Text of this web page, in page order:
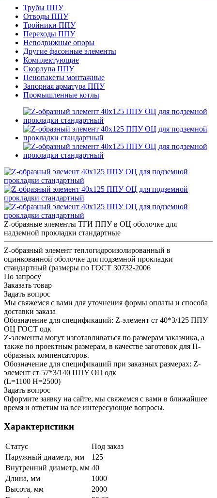
Трубы ППУ
Отводы ППУ
Тройники ППУ
Переходы ППУ
Неподвижные опоры
Другие фасонные элементы
Комплектующие
Скорлупа ППУ
Пенопакеты монтажные
Запорная арматура ППУ
Промышленные котлы
Z-образные элементы ТГИ ППУ в ОЦ оболочке для
надземной прокладки стандартные
Z-образный элемент теплогидроизолированный в
оцинкованной оболочке для подземной прокладки
стандартный (размеры по ГОСТ 30732-2006
По запросу
Заказать товар
Задать вопрос
Мы свяжемся с вами для уточнения формы оплаты и способа
доставки заказа
Обозначение для спецификаций: Z-элемент ст 40*3/125 ППУ
ОЦ ГОСТ одк
Z-элементы могут изготавливаться по размерам заказчика, а
также по проектным размерам, в качестве заготовок для П-
образных компенсаторов.
Обозначение для спецификаций при заказных размерах: Z-
элемент ст 57*3/140 ППУ ОЦ одк
(L=1100 H=2500)
Задать вопрос
Оформите заявку на сайте, мы свяжемся с вами в ближайшее
время и ответим на все интересующие вопросы.
Характеристики
Статус
Под заказ
Наружный диаметр, мм
125
Внутренний диаметр, мм 40
Длина, мм
1000
Высота, мм
2000